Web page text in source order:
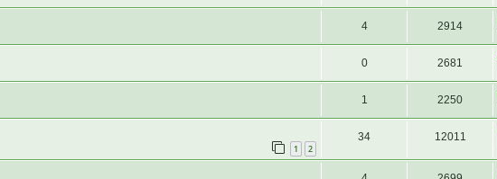
4 2914
0 2681
1 2250
1 2
34 12011